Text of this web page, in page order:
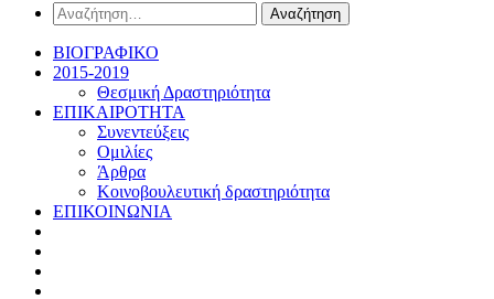
Αναζήτηση
για:
ΒΙΟΓΡΑΦΙΚΟ
2015-2019
Θεσμική Δραστηριότητα
ΕΠΙΚΑΙΡΟΤΗΤΑ
Συνεντεύξεις
Ομιλίες
Άρθρα
Κοινοβουλευτική δραστηριότητα
ΕΠΙΚΟΙΝΩΝΙΑ